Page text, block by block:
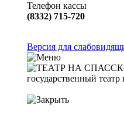
Телефон кассы
(8332) 715-720
Версия для